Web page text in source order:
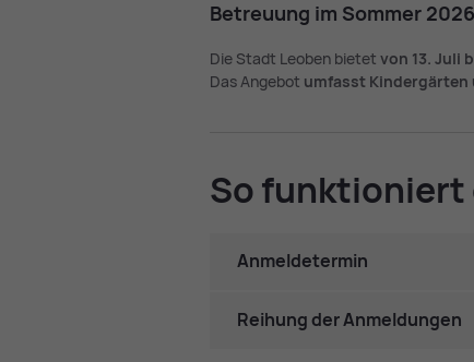
Be­treu­ung im Som­mer
Die Stadt Leoben bietet von 13. Juli
Das Angebot umfasst Kindergärten
So funk­tio­niert
Anmeldetermin
Reihung der Anmeldungen